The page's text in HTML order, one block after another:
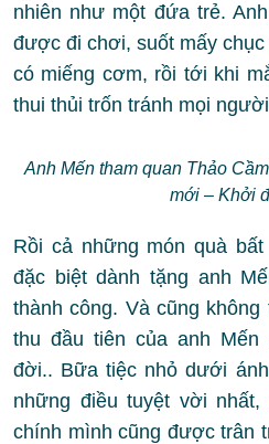
nhiên như một đứa trẻ.
được đi chơi, suốt mấy
có miếng cơm, rồi tới khi
thui thủi trốn tránh mọi
Anh Mến tham quan Thảo
mới – Khởi
Rồi cả những món quà
đặc biệt dành tặng anh
thành công. Và cũng
thu đầu tiên của anh
đời.. Bữa tiệc nhỏ dưới
những điều tuyệt vời
chính mình cũng được trân